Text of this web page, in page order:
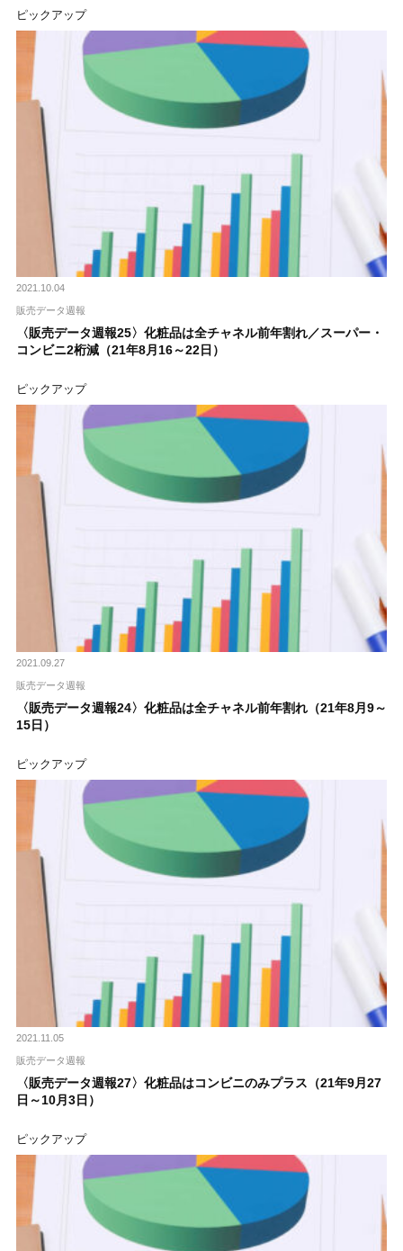
ピックアップ
2021.10.04
販売データ週報
〈販売データ週報25〉化粧品は全チャネル前年割れ／スーパー・
コンビニ2桁減（21年8月16～22日）
ピックアップ
2021.09.27
販売データ週報
〈販売データ週報24〉化粧品は全チャネル前年割れ（21年8月9～
15日）
ピックアップ
2021.11.05
販売データ週報
〈販売データ週報27〉化粧品はコンビニのみプラス（21年9月27
日～10月3日）
ピックアップ